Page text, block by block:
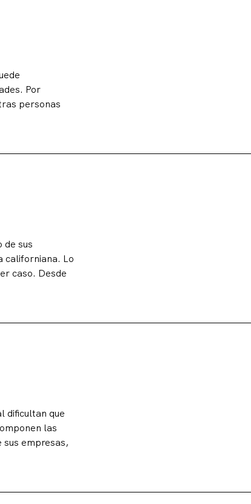
Por
personas
de sus
californiana. Lo
caso. Desde
dificultan que
las
sus empresas,